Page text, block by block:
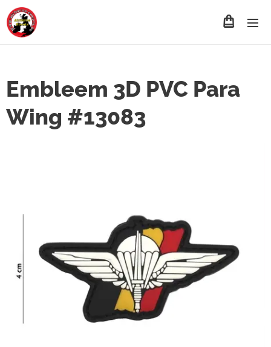
Embleem 3D PVC Para
Wing #13083